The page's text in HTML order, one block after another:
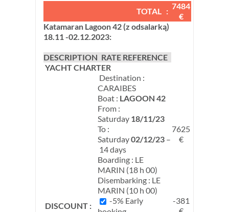
TOTAL :
7484
€
Katamaran Lagoon 42 (z odsalarką)
18.11 -02.12.2023:
DESCRIPTION RATE REFERENCE
YACHT CHARTER
Destination :
CARAIBES
Boat : LAGOON 42
From :
Saturday 18/11/23
To :
Saturday02/12/23–
14 days
Boarding : LE
MARIN (18 h 00)
Disembarking : LE
MARIN (10 h 00)
7625
€
DISCOUNT :
-5% Early
-381